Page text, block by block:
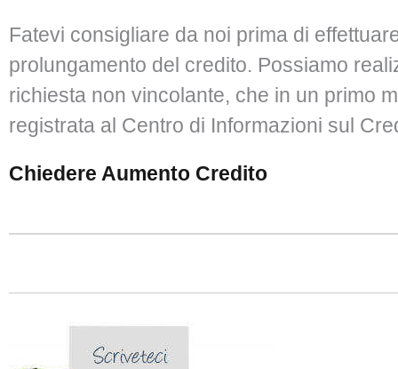
Fatevi consigliare da noi prima di
prolungamento del credito. Possiamo
richiesta non vincolante, che in un primo
registrata al Centro di Informazioni sul
Chiedere Aumento Credito